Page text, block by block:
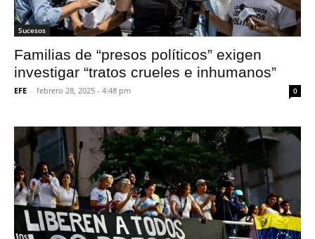
Sucesos
Familias de “presos políticos” exigen
investigar “tratos crueles e inhumanos”
EFE - febrero 28, 2025 - 4:48 pm 0